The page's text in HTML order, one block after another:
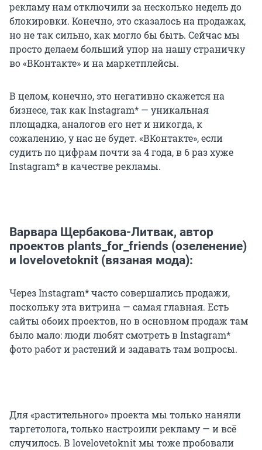
рекламу нам отключили за несколько недель до
блокировки. Конечно, это сказалось на продажах,
но не так сильно, как могло бы быть. Сейчас мы
просто делаем больший упор на нашу страничку
во «ВКонтакте» и на маркетплейсы.
В целом, конечно, это негативно скажется на
бизнесе, так как Instagram* — уникальная
площадка, аналогов его нет и никогда, к
сожалению, у нас не будет. «ВКонтакте», если
судить по цифрам почти за 4 года, в 6 раз хуже
Instagram* в качестве рекламы.
Варвара Щербакова-Литвак, автор
проектов plants_for_friends (озеленение)
и lovelovetoknit (вязаная мода):
Через Instagram* часто совершались продажи,
поскольку эта витрина — самая главная. Есть
сайты обоих проектов, но в основном продаж там
было мало: люди любят смотреть в Instagram*
фото работ и растений и задавать там вопросы.
Для «растительного» проекта мы только наняли
таргетолога, только настроили рекламу — и всё
случилось. В lovelovetoknit мы тоже пробовали